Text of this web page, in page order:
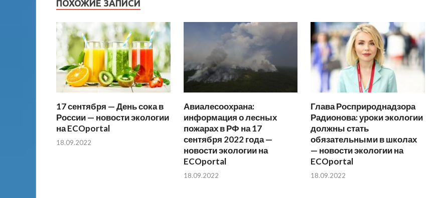
ПОХОЖИЕ ЗАПИСИ
17 сентября — День сока в
России — новости экологии
на ECOportal
18.09.2022
Авиалесоохрана:
информация о лесных
пожарах в РФ на 17
сентября 2022 года —
новости экологии на
ECOportal
18.09.2022
Глава Росприроднадзора
Радионова: уроки экологии
должны стать
обязательными в школах
— новости экологии на
ECOportal
18.09.2022